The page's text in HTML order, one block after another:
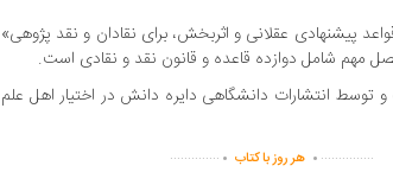
پیشنهادی عقلانی و اثربخش، برای نقادان و نقد پژوهی»
مهم شامل دوازده قاعده و قانون نقد و نقادی است.
در ۱۶۰ صفحه و توسط انتشارات دانشگاهی دایره دانش در اختیار اهل علم
...............
. هر روز با کتاب .
..............